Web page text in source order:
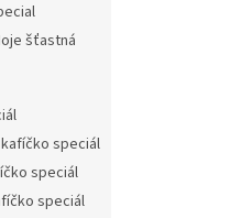
šťastná
speciál
speciál
speciál